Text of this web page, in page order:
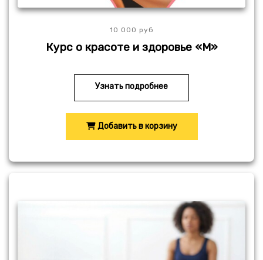
10 000 руб
Курс о красоте и здоровье «М»
Узнать подробнее
Добавить в корзину